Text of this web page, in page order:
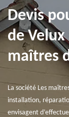
Devis
de Velux
maîtres
La société Les
installation,
envisagent